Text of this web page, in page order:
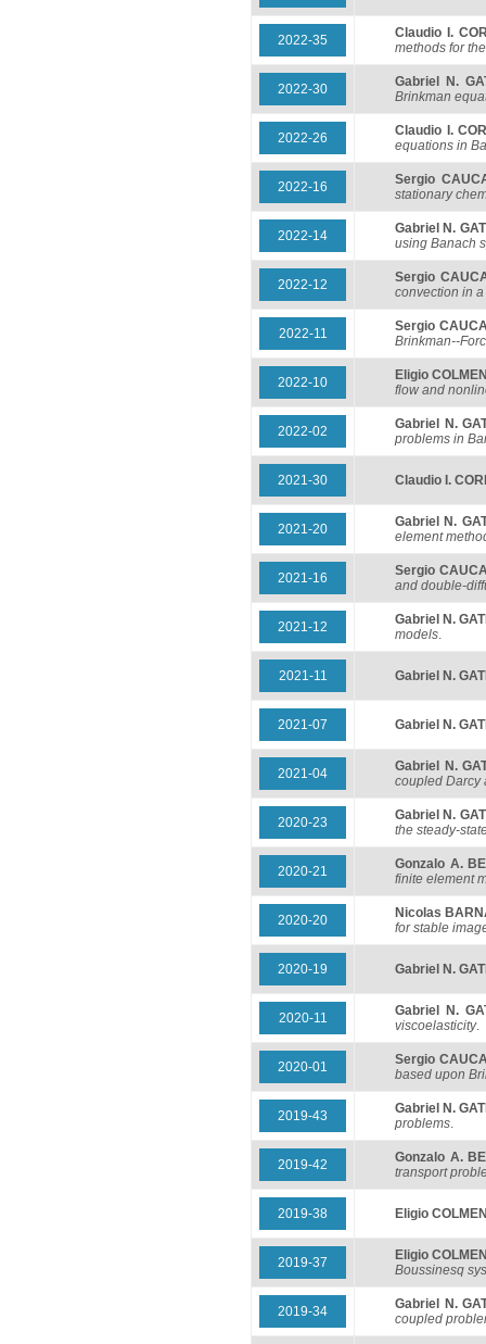
2022-35
Claudio I.
methods for
2022-30
Gabriel N.
Brinkman
2022-26
Claudio I.
equations in
2022-16
Sergio
stationary
2022-14
Gabriel N.
using Banach
2022-12
Sergio
convection in
2022-11
Sergio
Brinkman--
2022-10
Eligio
flow and
2022-02
Gabriel N.
problems in
2021-30 Claudio I.
2021-20
Gabriel N.
element
2021-16
Sergio
and double-
2021-12
Gabriel N.
models.
2021-11 Gabriel N.
2021-07 Gabriel N.
2021-04
Gabriel N.
coupled Darcy
2020-23
Gabriel N.
the steady-
2020-21
Gonzalo A.
finite element
2020-20
Nicolas
for stable
2020-19 Gabriel N.
2020-11
Gabriel N.
viscoelasticity.
2020-01
Sergio
based upon
2019-43
Gabriel N.
problems.
2019-42
Gonzalo A.
transport
2019-38 Eligio
2019-37
Eligio
Boussinesq
2019-34
Gabriel N.
coupled